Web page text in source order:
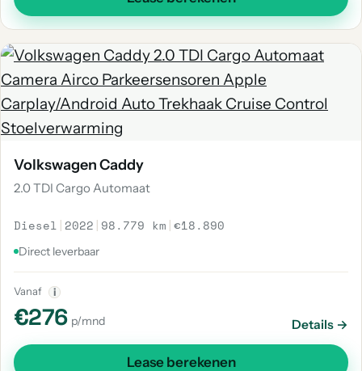
Volkswagen Caddy
2.0 TDI Cargo Automaat
Diesel | 2022 | 98.779 km |€18.890
Direct leverbaar
Vanaf i
€276 p/mnd Details →
Lease berekenen